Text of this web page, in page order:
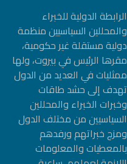
الرابطة الدولیة للخبراء
والمحللین السیاسیین منظمة
دولیة مستقلة غیر حكومیة،
مقرها الرئيس في بيروت، ولها
ممثليات في العديد من الدول
تهدف إلى حشد طاقات
وخبرات الخبراء والمحللين
السياسيين من مختلف الدول
ومزج خبراتهم ورفدهم
بالمعطيات والمعلومات